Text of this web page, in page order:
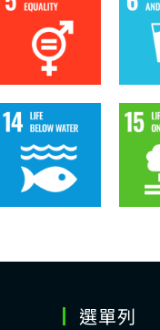
選單列